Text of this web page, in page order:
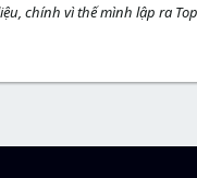
chính vì thế mình lập ra